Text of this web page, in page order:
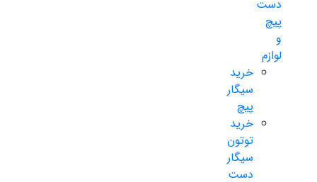
دست
پیچ
و
لوازم
خرید
سیگار
پیچ
خرید
توتون
سیگار
دست